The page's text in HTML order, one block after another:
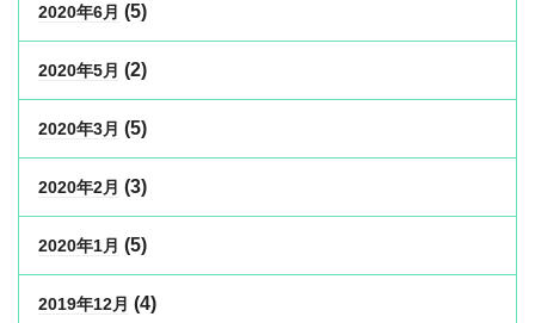
2020年6月 (5)
2020年5月 (2)
2020年3月 (5)
2020年2月 (3)
2020年1月 (5)
2019年12月 (4)